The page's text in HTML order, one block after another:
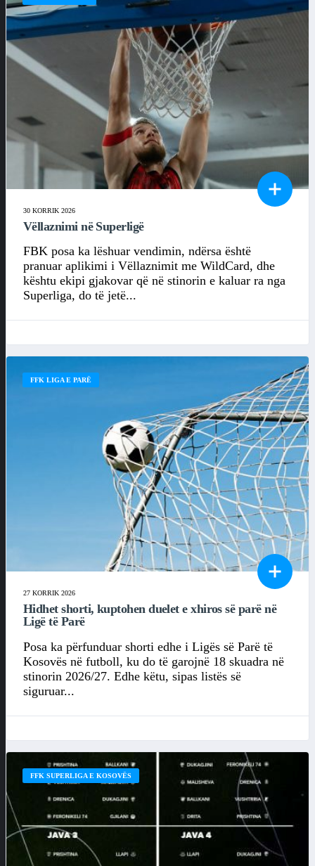
30 KORRIK 2026
Vëllaznimi në Superligë
FBK posa ka lëshuar vendimin, ndërsa është
pranuar aplikimi i Vëllaznimit me WildCard, dhe
kështu ekipi gjakovar që në stinorin e kaluar ra nga
Superliga, do të jetë...
FFK LIGA E PARË
27 KORRIK 2026
Hidhet shorti, kuptohen duelet e xhiros së parë në
Ligë të Parë
Posa ka përfunduar shorti edhe i Ligës së Parë të
Kosovës në futboll, ku do të garojnë 18 skuadra në
stinorin 2026/27. Edhe këtu, sipas listës së
siguruar...
FFK SUPERLIGA E KOSOVËS